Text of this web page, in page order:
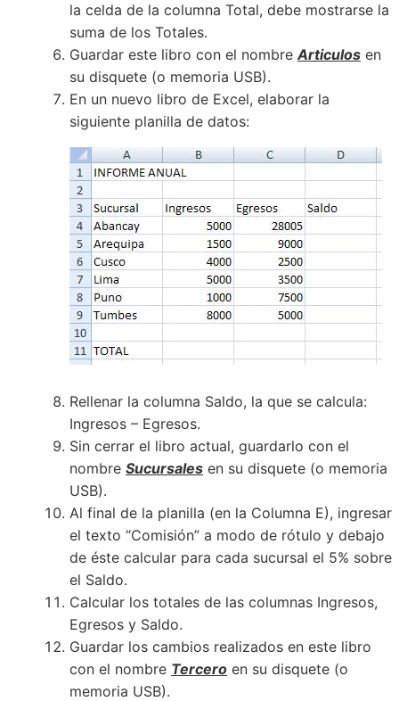
la celda de la columna Total, debe mostrarse la
suma de los Totales.
Guardar este libro con el nombre Articulos en
su disquete (o memoria USB).
En un nuevo libro de Excel, elaborar la
siguiente planilla de datos:
Rellenar la columna Saldo, la que se calcula:
Ingresos – Egresos.
Sin cerrar el libro actual, guardarlo con el
nombre Sucursales en su disquete (o memoria
USB).
Al final de la planilla (en la Columna E), ingresar
el texto “Comisión” a modo de rótulo y debajo
de éste calcular para cada sucursal el 5% sobre
el Saldo.
Calcular los totales de las columnas Ingresos,
Egresos y Saldo.
Guardar los cambios realizados en este libro
con el nombre Tercero en su disquete (o
memoria USB).